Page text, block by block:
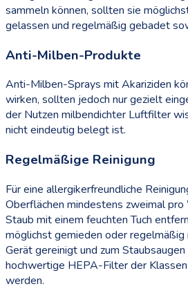
sammeln können, sollten sie
gelassen und regelmäßig gebadet
Anti-Milben-Produkte
Anti-Milben-Sprays mit Akariziden
wirken, sollten jedoch nur gezielt
der Nutzen milbendichter Luftfilter
nicht eindeutig belegt ist.
Regelmäßige Reinigung
Für eine allergikerfreundliche
Oberflächen mindestens zweimal
Staub mit einem feuchten Tuch
möglichst gemieden oder
Gerät gereinigt und zum
hochwertige HEPA-Filter der
werden.